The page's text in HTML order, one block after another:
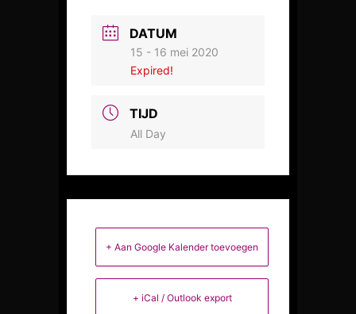
DATUM
15 - 16 mei 2020
Expired!
TIJD
All Day
+ Aan Google Kalender toevoegen
+ iCal / Outlook export